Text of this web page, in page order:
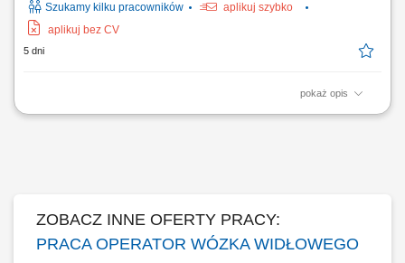
Szukamy kilku pracowników
aplikuj szybko
aplikuj bez CV
5 dni
pokaż opis
Opis stanowiska: obsługa wózka transportowego lub pojazdu
ZOBACZ INNE OFERTY PRACY:
PRACA OPERATOR WÓZKA WIDŁOWEGO